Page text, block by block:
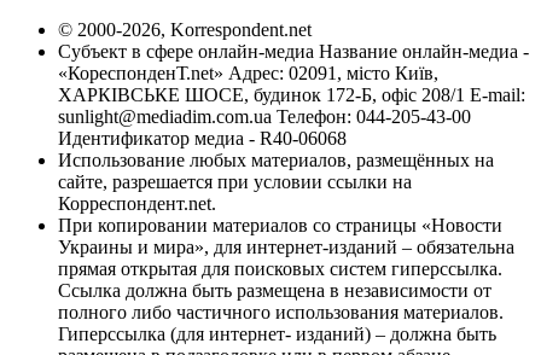
© 2000-2026, Korrespondent.net
Субъект в сфере онлайн-медиа Название онлайн-медиа -
«КореспонденТ.net» Адрес: 02091, місто Київ,
ХАРКІВСЬКЕ ШОСЕ, будинок 172-Б, офіс 208/1 E-mail:
sunlight@mediadim.com.ua Телефон: 044-205-43-00
Идентификатор медиа - R40-06068
Использование любых материалов, размещённых на
сайте, разрешается при условии ссылки на
Корреспондент.net.
При копировании материалов со страницы «Новости
Украины и мира», для интернет-изданий – обязательна
прямая открытая для поисковых систем гиперссылка.
Ссылка должна быть размещена в независимости от
полного либо частичного использования материалов.
Гиперссылка (для интернет- изданий) – должна быть